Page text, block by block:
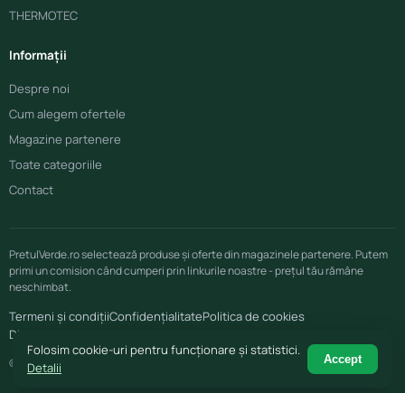
THERMOTEC
Informații
Despre noi
Cum alegem ofertele
Magazine partenere
Toate categoriile
Contact
PretulVerde.ro selectează produse și oferte din magazinele partenere. Putem
primi un comision când cumperi prin linkurile noastre - prețul tău rămâne
neschimbat.
Termeni și condițiiConfidențialitatePolitica de cookies
Disclaimer afiliere
© 2026 PretulVerde.ro
Folosim cookie-uri pentru funcționare și statistici.
Detalii
Accept